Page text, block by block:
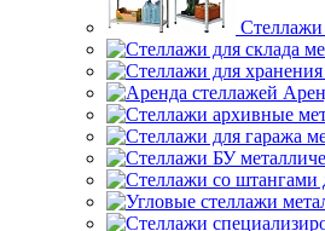
Стеллажи